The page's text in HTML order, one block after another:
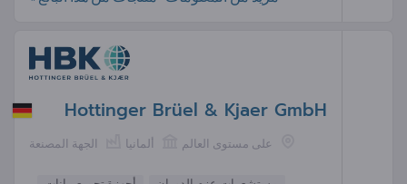
Hottinger Brüel & Kjaer GmbH
الجهة المصنعة ألمانيا على مستوى العالم